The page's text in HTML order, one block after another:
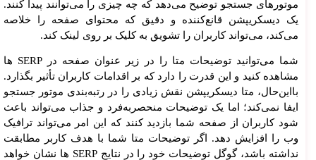
موتورهای جستجو توضیح می‌دهد که چه چیزی را می‌توانند پیدا کنند.
یک دیسکریپشن قانع‌کننده و دقیق که محتوای صفحه را خلاصه
می‌کند، می‌تواند کاربران را تشویق به کلیک بر روی لینک کند.
شما می‌توانید توضیحات متا را در زیر عنوان صفحه در SERP ها
مشاهده کنید و این قدرت را دارد که بر اقدامات کاربران تأثیر بگذارد.
بااین‌حال، متا دیسکریپشن نقش زیادی را در رتبه‌بندی موتور جستجو
ایفا نمی‌کند؛ اما یک توضیحات منحصربه‌فرد و جذاب می‌تواند باعث
شود کاربران از صفحه شما بازدید کنند که این امر می‌تواند ترافیک
وب را افزایش دهد. اگر توضیحات متا شما با هدف کاربر مطابقت
نداشته باشد، گوگل توضیحات خود را در نتایج SERP ها نشان خواهد